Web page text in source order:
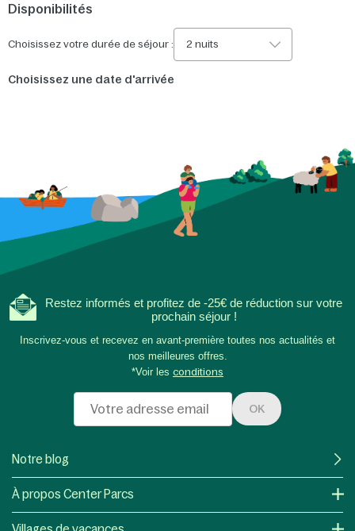
Disponibilités
Choisissez votre durée de séjour : 2 nuits
Choisissez une date d'arrivée
Restez informés et profitez de -25€ de réduction sur votre
prochain séjour !
Inscrivez-vous et recevez en avant-première toutes nos actualités et
nos meilleures offres.
*Voir les conditions
OK
Notre blog
À propos Center Parcs